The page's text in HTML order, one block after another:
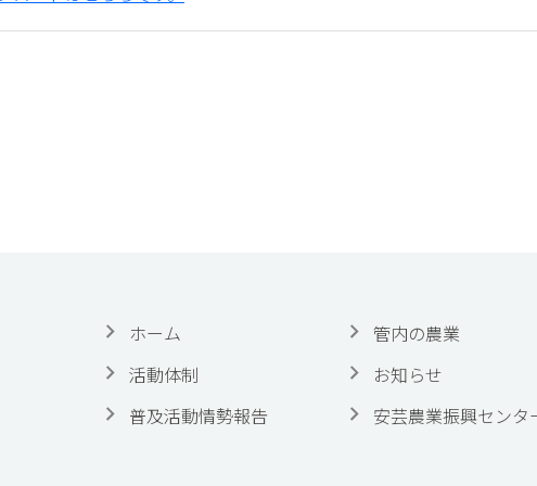
ホーム
管内の農業
活動体制
お知らせ
普及活動情勢報告
安芸農業振興センタ